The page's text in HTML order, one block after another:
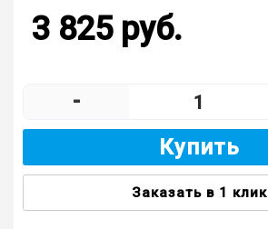
3 825 руб.
-
Купить
Заказать в 1 клик